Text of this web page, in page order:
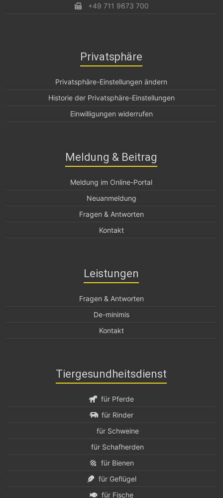
+49 711 9673 700
Privatsphäre
Privatsphäre-Einstellungen ändern
Historie der Privatsphäre-Einstellungen
Einwilligungen widerrufen
Meldung & Beitrag
Meldung im Online-Portal
Neuanmeldung
Fragen & Antworten
Kontakt
Leistungen
Fragen & Antworten
De-minimis
Kontakt
Tiergesundheitsdienst
für Pferde
für Rinder
für Schweine
für Schafherden
für Bienen
für Geflügel
für Fische